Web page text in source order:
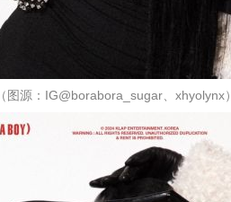
（图源：IG@borabora_sugar、xhyolynx）